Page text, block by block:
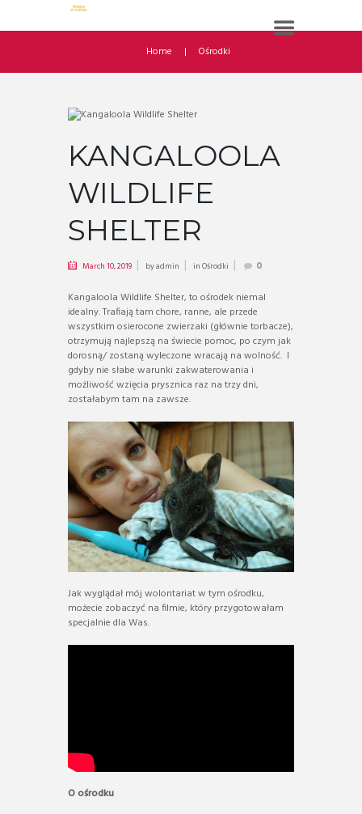
Home Ośrodki
KANGALOOLA
WILDLIFE
SHELTER
March 10, 2019 byadmin inOśrodki 0
Kangaloola Wildlife Shelter, to ośrodek niemal
idealny. Trafiają tam chore, ranne, ale przede
wszystkim osierocone zwierzaki (głównie torbacze),
otrzymują najlepszą na świecie pomoc, po czym jak
dorosną/ zostaną wyleczone wracają na wolność. I
gdyby nie słabe warunki zakwaterowania i
możliwość wzięcia prysznica raz na trzy dni,
zostałabym tam na zawsze.
Jak wyglądał mój wolontariat w tym ośrodku,
możecie zobaczyć na filmie, który przygotowałam
specjalnie dla Was.
O ośrodku